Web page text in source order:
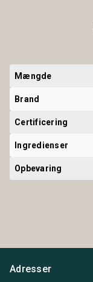
Mængde
Brand
Certificering
Ingredienser
Opbevaring
Adresser